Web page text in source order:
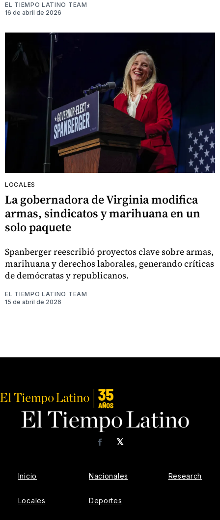
EL TIEMPO LATINO TEAM
16 de abril de 2026
LOCALES
La gobernadora de Virginia modifica
armas, sindicatos y marihuana en un
solo paquete
Spanberger reescribió proyectos clave sobre armas,
marihuana y derechos laborales, generando críticas
de demócratas y republicanos.
EL TIEMPO LATINO TEAM
15 de abril de 2026
𝕏
Facebook
Inicio
Locales
Nacionales
Deportes
Research